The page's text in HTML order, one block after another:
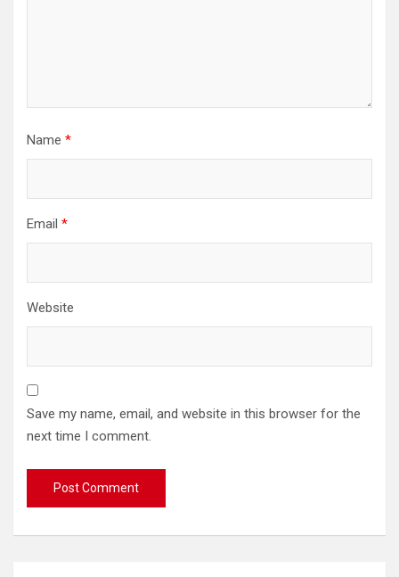
Name *
Email *
Website
Save my name, email, and website in this browser for the
next time I comment.